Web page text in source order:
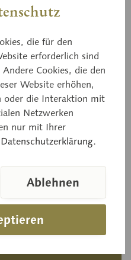
Eßbar.
die für den
erforderlich sind
Cookies, die den
Website erhöhen,
oder die Interaktion mit
Netzwerken
nur mit Ihrer
Ablehnen